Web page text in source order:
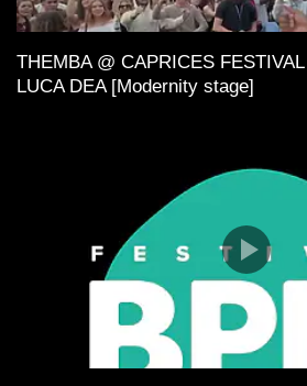
THEMBA @ CAPRICES
LUCA DEA [Modernity stage]